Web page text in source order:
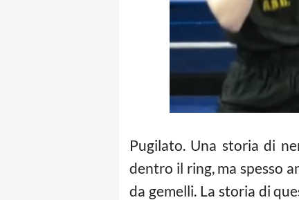
Pugilato. Una storia di
dentro il ring, ma spesso
da gemelli. La storia di